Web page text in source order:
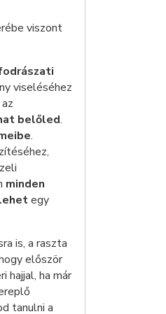
viszont
viseléséhez
belőled.
.
minden
egy
is, a raszta
először
hajjal, ha már
tanulni a